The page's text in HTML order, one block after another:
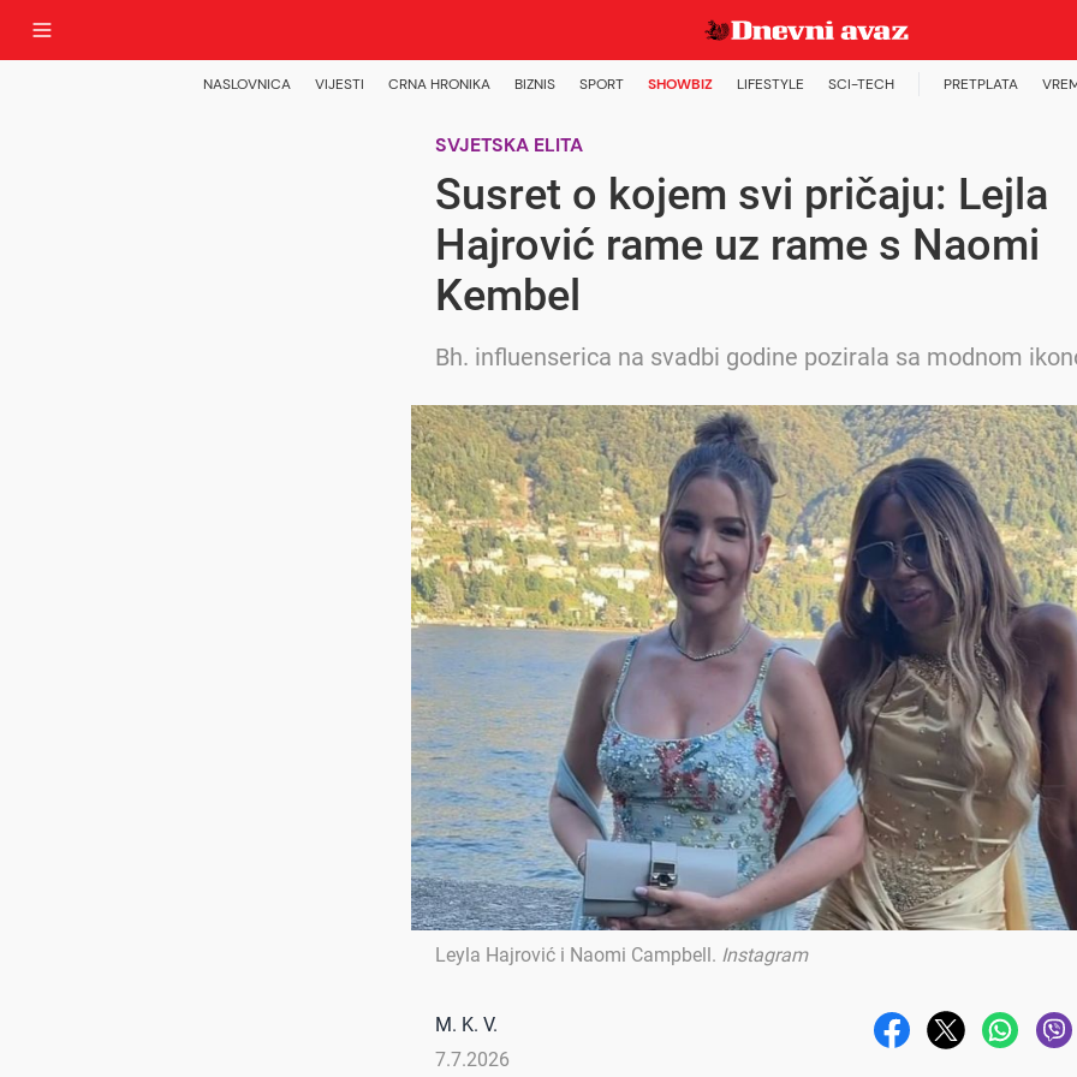
NASLOVNICA VIJESTI CRNA HRONIKA BIZNIS SPORT SHOWBIZ LIFESTYLE SCI-TECH PRETPLATA
SVJETSKA ELITA
Susret o kojem svi pričaju: Lejla
Hajrović rame uz rame s Naomi
Kembel
Bh. influenserica na svadbi godine pozirala sa modnom
Leyla Hajrović i Naomi Campbell. Instagram
M. K. V.
7.7.2026